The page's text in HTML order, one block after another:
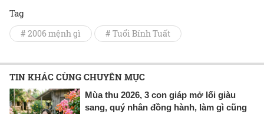
Tag
# 2006 mệnh gì # Tuổi Bính Tuất
TIN KHÁC CÙNG CHUYÊN MỤC
Mùa thu 2026, 3 con giáp mở lối giàu
sang, quý nhân đồng hành, làm gì cũng